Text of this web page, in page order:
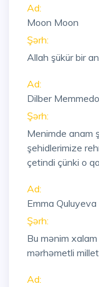
Ad:
Moon Moon
Şərh:
Allah şükür bir
Ad:
Dilber
Şərh:
Menimde anam
şehidlerimize
çetindi çünki o
Ad:
Emma Quluyeva
Şərh:
Bu mənim
mərhəmetli
Ad: